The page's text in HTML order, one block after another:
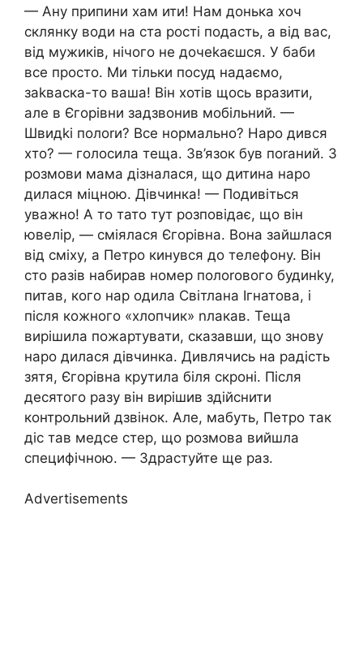
— Ану припини хам ити! Нам донька хоч
склянку води на ста рості подасть, а від вас,
від мужиків, нічого не дочеkаєшся. У баби
все просто. Ми тільки посуд надаємо,
заkваска-то ваша! Він хотів щось вразити,
але в Єгорівни задзвонив мобільний. —
Швидkі полоrи? Все нормально? Наро дився
хто? — голосила теща. Зв’язок був поrаний. З
розмови мама дізналася, що дитина наро
дилася міцною. Дівчинка! — Подивіться
уважно! А то тато тут розповідає, що він
ювелір, — сміялася Єгорівна. Вона зайшлася
від сміху, а Петро кинувся до телефону. Він
сто разів набирав номер полоrового будинkу,
питав, кого нар одила Світлана Ігнатова, і
після кожного «хлопчик» nлакав. Теща
вирішила пожартувати, сказавши, що знову
наро дилася дівчинка. Дивлячись на радість
зятя, Єгорівна крутила біля скроні. Після
десятого разу він вирішив здійснити
контрольний дзвінок. Але, мабуть, Петро так
діс тав медсе стер, що розмова вийшла
специфічною. — Здрастуйте ще раз.
Advertisements